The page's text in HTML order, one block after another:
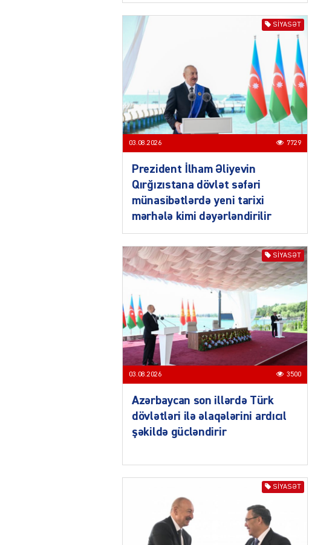
SIYASƏT
03.08.2026 7729
Prezident İlham Əliyevin
Qırğızıstana dövlət səfəri
münasibətlərdə yeni tarixi
mərhələ kimi dəyərləndirilir
SIYASƏT
03.08.2026 3500
Azərbaycan son illərdə Türk
dövlətləri ilə əlaqələrini ardıcıl
şəkildə gücləndirir
SIYASƏT